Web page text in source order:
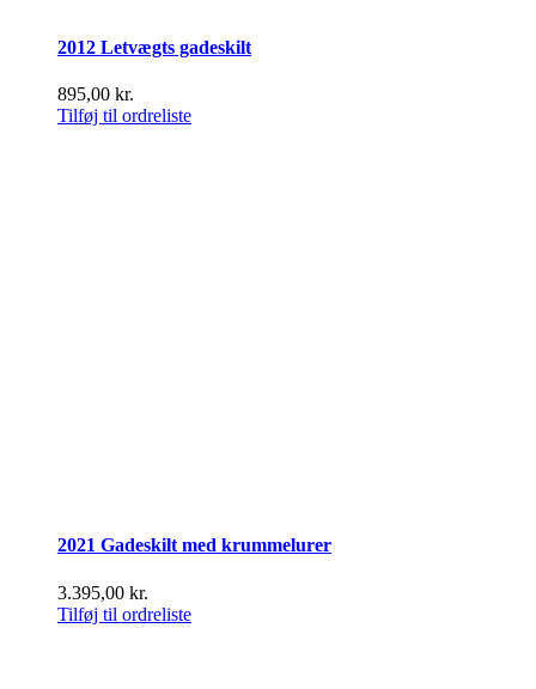
2012 Letvægts gadeskilt
895,00 kr.
Tilføj til ordreliste
2021 Gadeskilt med krummelurer
3.395,00 kr.
Tilføj til ordreliste